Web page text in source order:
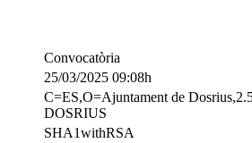
Convocatòria
25/03/2025 09:08h
C=ES,O=Ajuntament de
DOSRIUS
SHA1withRSA